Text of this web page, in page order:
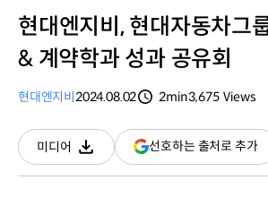
현대엔지비, 현대자동차그
& 계약학과 성과 공유회
현대엔지비2024.08.02
2min3,675 Views
미디어
다운로드
선호하는 출처로 추가(새
창